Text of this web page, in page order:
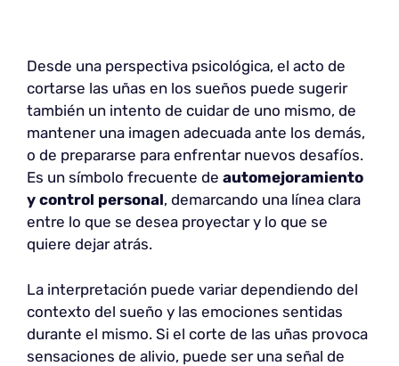
Desde una perspectiva psicológica, el acto de
cortarse las uñas en los sueños puede sugerir
también un intento de cuidar de uno mismo, de
mantener una imagen adecuada ante los demás,
o de prepararse para enfrentar nuevos desafíos.
Es un símbolo frecuente de automejoramiento
y control personal, demarcando una línea clara
entre lo que se desea proyectar y lo que se
quiere dejar atrás.
La interpretación puede variar dependiendo del
contexto del sueño y las emociones sentidas
durante el mismo. Si el corte de las uñas provoca
sensaciones de alivio, puede ser una señal de